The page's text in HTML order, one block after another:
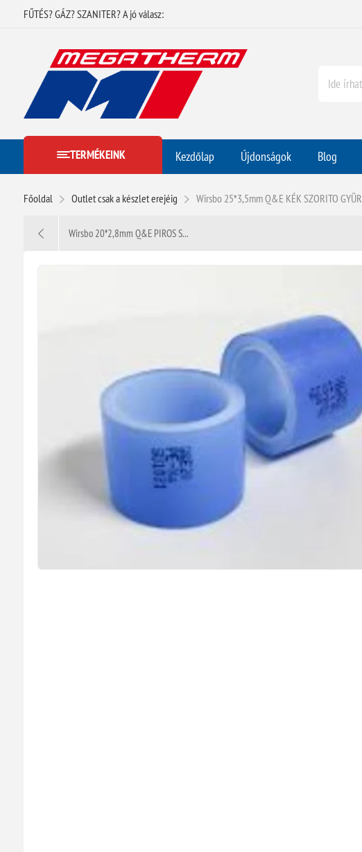
FŰTÉS? GÁZ? SZANITER? A jó válasz:
TERMÉKEINK Kezdőlap Újdonságok Blog
Főoldal Outlet csak a készlet erejéig Wirsbo 25*3,5mm Q&E KÉK SZORITO
Wirsbo 20*2,8mm Q&E PIROS S...